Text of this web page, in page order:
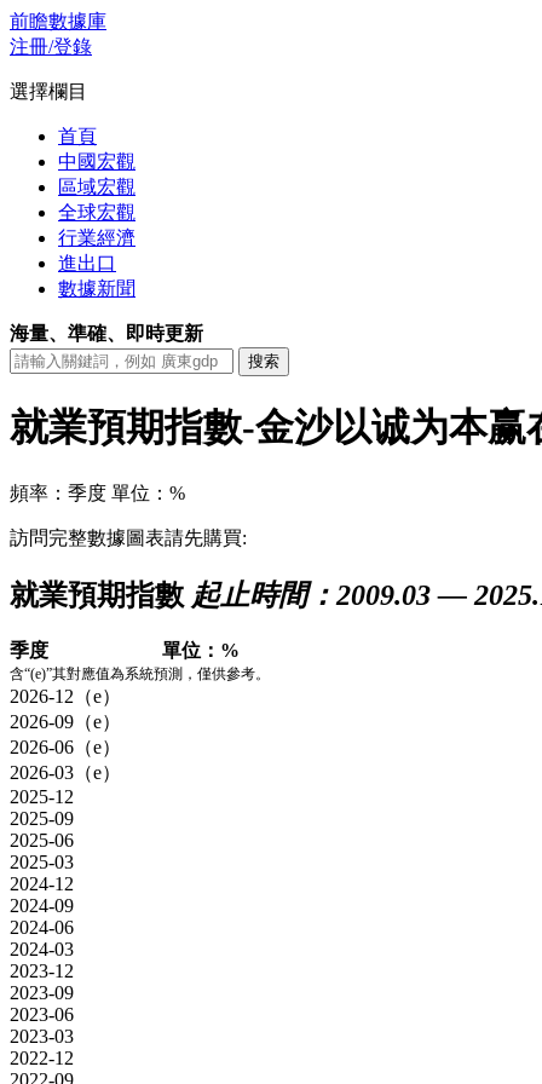
前瞻數據庫
注冊/登錄
選擇欄目
首頁
中國宏觀
區域宏觀
全球宏觀
行業經濟
進出口
數據新聞
海量、準確、即時更新
就業預期指數-金沙以诚为本赢
頻率：季度 單位：%
訪問完整數據圖表請先購買:
就業預期指數 起止時間：2009.03 —
季度 單位：%
含“(e)”其對應值為系統預測，僅供參考。
2026-12（e）
2026-09（e）
2026-06（e）
2026-03（e）
2025-12
2025-09
2025-06
2025-03
2024-12
2024-09
2024-06
2024-03
2023-12
2023-09
2023-06
2023-03
2022-12
2022-09